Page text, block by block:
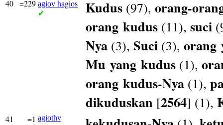
40 =229 agiov hagios
✔ Kudus (97), orang-
orang kudus (11), suci
Nya (3), Suci (3), orang
Mu yang kudus (1),
orang kudus-Nya (1),
dikuduskan [2564] (1),
41 =1 agiothv